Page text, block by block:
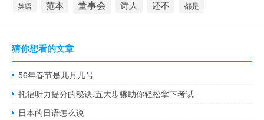
英语 范本 董事会 诗人 还不 都是
猜你想看的文章
56年春节是几月几号
托福听力提分的秘诀,五大步骤助你轻松拿下考试
日本的日语怎么说